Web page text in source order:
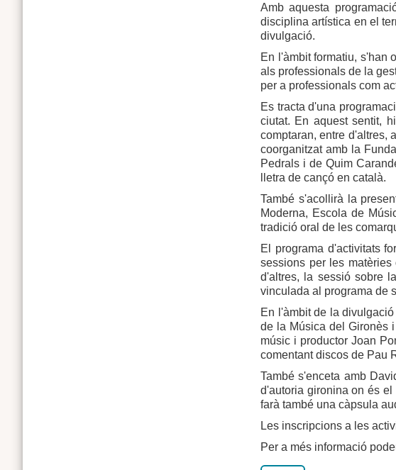
Amb aquesta
disciplina artística en el
divulgació.
En l'àmbit formatiu, s'han
als professionals de la
per a professionals com
Es tracta d'una
ciutat. En aquest sentit,
comptaran, entre d'altres,
coorganitzat amb la
Pedrals i de Quim
lletra de cançó en català.
També s'acollirà la
Moderna, Escola de
tradició oral de les
El programa d'activitats
sessions per les
d'altres, la sessió sobre
vinculada al programa de
En l'àmbit de la
de la Música del Gironès
músic i productor Joan
comentant discos de Pau
També s'enceta amb
d'autoria gironina on és
farà també una càpsula
Les inscripcions a les
Per a més informació